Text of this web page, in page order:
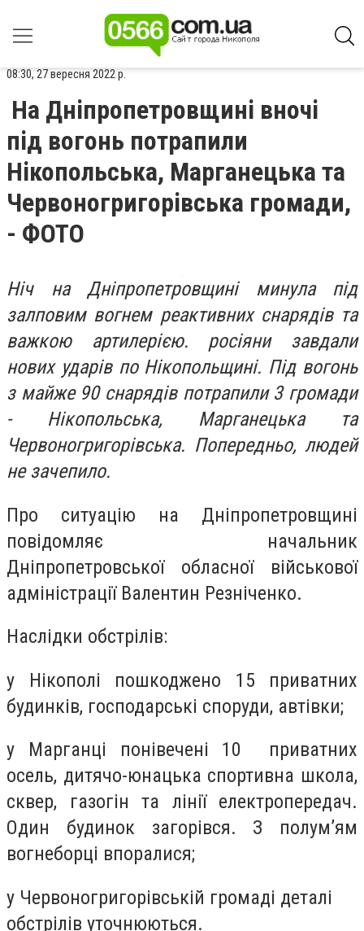
08:30, 27 вересня 2022 р.
На Дніпропетровщині вночі
під вогонь потрапили
Нікопольська, Марганецька та
Червоногригорівська громади,
- ФОТО
Ніч на Дніпропетровщині минула під
залповим вогнем реактивних снарядів та
важкою артилерією. росіяни завдали
нових ударів по Нікопольщині. Під вогонь
з майже 90 снарядів потрапили 3 громади
- Нікопольська, Марганецька та
Червоногригорівська. Попередньо, людей
не зачепило.
Про ситуацію на Дніпропетровщині
повідомляє начальник
Дніпропетровської обласної військової
адміністрації Валентин Резніченко.
Наслідки обстрілів:
у Нікополі пошкоджено 15 приватних
будинків, господарські споруди, автівки;
у Марганці понівечені 10 приватних
осель, дитячо-юнацька спортивна школа,
сквер, газогін та лінії електропередач.
Один будинок загорівся. З полум’ям
вогнеборці впоралися;
у Червоногригорівській громаді деталі
обстрілів уточнюються.